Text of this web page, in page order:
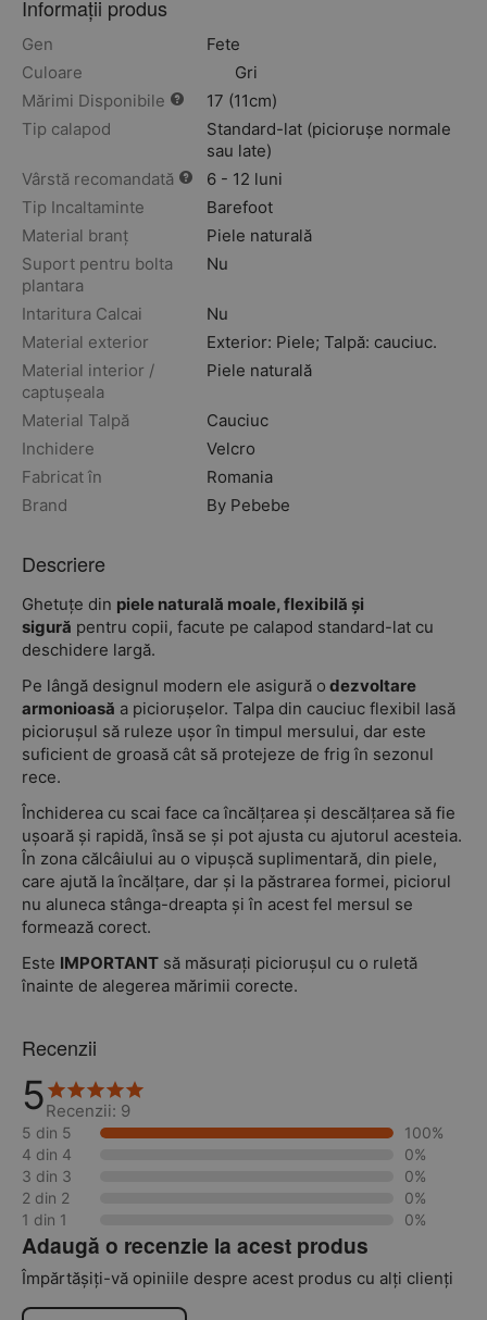
Informații produs
Gen
Fete
Culoare
Gri
Mărimi Disponibile
17 (11cm)
Tip calapod
Standard-lat (piciorușe normale
sau late)
Vârstă recomandată
6 - 12 luni
Tip Incaltaminte
Barefoot
Material branț
Piele naturală
Suport pentru bolta
plantara
Nu
Intaritura Calcai
Nu
Material exterior
Exterior: Piele; Talpă: cauciuc.
Material interior /
captușeala
Piele naturală
Material Talpă
Cauciuc
Inchidere
Velcro
Fabricat în
Romania
Brand
By Pebebe
Descriere
Ghetuțe din piele naturală moale, flexibilă și
sigură pentru copii, facute pe calapod standard-lat cu
deschidere largă.
Pe lângă designul modern ele asigură o dezvoltare
armonioasă a piciorușelor. Talpa din cauciuc flexibil lasă
piciorușul să ruleze ușor în timpul mersului, dar este
suficient de groasă cât să protejeze de frig în sezonul
rece.
Închiderea cu scai face ca încălțarea și descălțarea să fie
ușoară și rapidă, însă se și pot ajusta cu ajutorul acesteia.
În zona călcâiului au o vipușcă suplimentară, din piele,
care ajută la încălțare, dar și la păstrarea formei, piciorul
nu aluneca stânga-dreapta și în acest fel mersul se
formează corect.
Este IMPORTANT să măsurați piciorușul cu o ruletă
înainte de alegerea mărimii corecte.
Recenzii
5Recenzii: 9
5 din 5
100%
4 din 4
0%
3 din 3
0%
2 din 2
0%
1 din 1
0%
Adaugă o recenzie la acest produs
Împărtășiți-vă opiniile despre acest produs cu alți clienți